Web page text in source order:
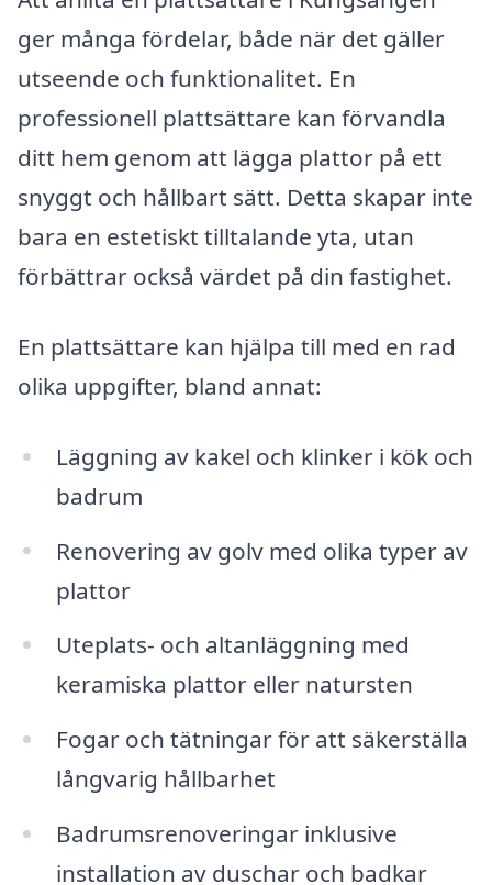
ger många fördelar, både när det gäller
utseende och funktionalitet. En
professionell plattsättare kan förvandla
ditt hem genom att lägga plattor på ett
snyggt och hållbart sätt. Detta skapar inte
bara en estetiskt tilltalande yta, utan
förbättrar också värdet på din fastighet.
En plattsättare kan hjälpa till med en rad
olika uppgifter, bland annat:
Läggning av kakel och klinker i kök och
badrum
Renovering av golv med olika typer av
plattor
Uteplats- och altanläggning med
keramiska plattor eller natursten
Fogar och tätningar för att säkerställa
långvarig hållbarhet
Badrumsrenoveringar inklusive
installation av duschar och badkar